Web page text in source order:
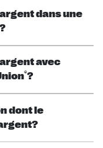
dans une
avec
®?
dont le